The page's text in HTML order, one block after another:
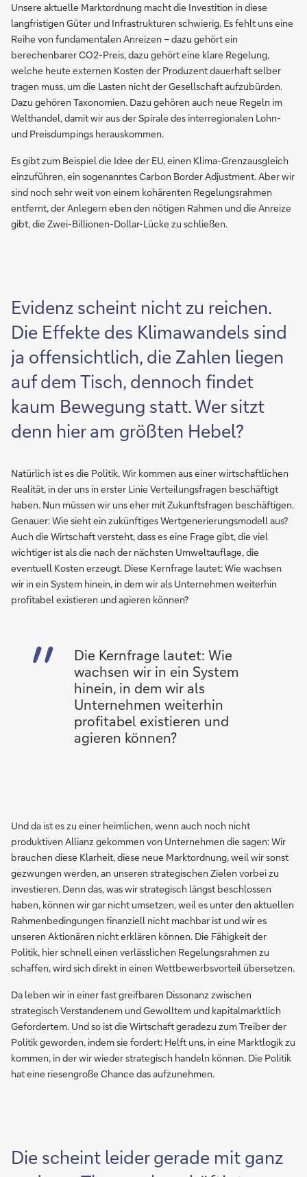
Unsere aktuelle Marktordnung macht die Investition in diese
langfristigen Güter und Infrastrukturen schwierig. Es fehlt uns eine
Reihe von fundamentalen Anreizen – dazu gehört ein
berechenbarer CO2-Preis, dazu gehört eine klare Regelung,
welche heute externen Kosten der Produzent dauerhaft selber
tragen muss, um die Lasten nicht der Gesellschaft aufzubürden.
Dazu gehören Taxonomien. Dazu gehören auch neue Regeln im
Welthandel, damit wir aus der Spirale des interregionalen Lohn-
und Preisdumpings herauskommen.
Es gibt zum Beispiel die Idee der EU, einen Klima-Grenzausgleich
einzuführen, ein sogenanntes Carbon Border Adjustment. Aber wir
sind noch sehr weit von einem kohärenten Regelungsrahmen
entfernt, der Anlegern eben den nötigen Rahmen und die Anreize
gibt, die Zwei-Billionen-Dollar-Lücke zu schließen.
Evidenz scheint nicht zu reichen.
Die Effekte des Klimawandels sind
ja offensichtlich, die Zahlen liegen
auf dem Tisch, dennoch findet
kaum Bewegung statt. Wer sitzt
denn hier am größten Hebel?
Natürlich ist es die Politik. Wir kommen aus einer wirtschaftlichen
Realität, in der uns in erster Linie Verteilungsfragen beschäftigt
haben. Nun müssen wir uns eher mit Zukunftsfragen beschäftigen.
Genauer: Wie sieht ein zukünftiges Wertgenerierungsmodell aus?
Auch die Wirtschaft versteht, dass es eine Frage gibt, die viel
wichtiger ist als die nach der nächsten Umweltauflage, die
eventuell Kosten erzeugt. Diese Kernfrage lautet: Wie wachsen
wir in ein System hinein, in dem wir als Unternehmen weiterhin
profitabel existieren und agieren können?
Die Kernfrage lautet: Wie
wachsen wir in ein System
hinein, in dem wir als
Unternehmen weiterhin
profitabel existieren und
agieren können?
Und da ist es zu einer heimlichen, wenn auch noch nicht
produktiven Allianz gekommen von Unternehmen die sagen: Wir
brauchen diese Klarheit, diese neue Marktordnung, weil wir sonst
gezwungen werden, an unseren strategischen Zielen vorbei zu
investieren. Denn das, was wir strategisch längst beschlossen
haben, können wir gar nicht umsetzen, weil es unter den aktuellen
Rahmenbedingungen finanziell nicht machbar ist und wir es
unseren Aktionären nicht erklären können. Die Fähigkeit der
Politik, hier schnell einen verlässlichen Regelungsrahmen zu
schaffen, wird sich direkt in einen Wettbewerbsvorteil übersetzen.
Da leben wir in einer fast greifbaren Dissonanz zwischen
strategisch Verstandenem und Gewolltem und kapitalmarktlich
Gefordertem. Und so ist die Wirtschaft geradezu zum Treiber der
Politik geworden, indem sie fordert: Helft uns, in eine Marktlogik zu
kommen, in der wir wieder strategisch handeln können. Die Politik
hat eine riesengroße Chance das aufzunehmen.
Die scheint leider gerade mit ganz